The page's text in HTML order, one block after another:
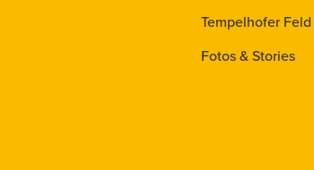
Tempelhofer Feld
Fotos & Stories